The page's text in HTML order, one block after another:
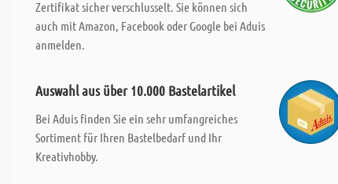
Zertifikat sicher verschlusselt. Sie können sich
auch mit Amazon, Facebook oder Google bei Aduis
anmelden.
Auswahl aus über 10.000 Bastelartikel
Bei Aduis finden Sie ein sehr umfangreiches
Sortiment für Ihren Bastelbedarf und Ihr
Kreativhobby.